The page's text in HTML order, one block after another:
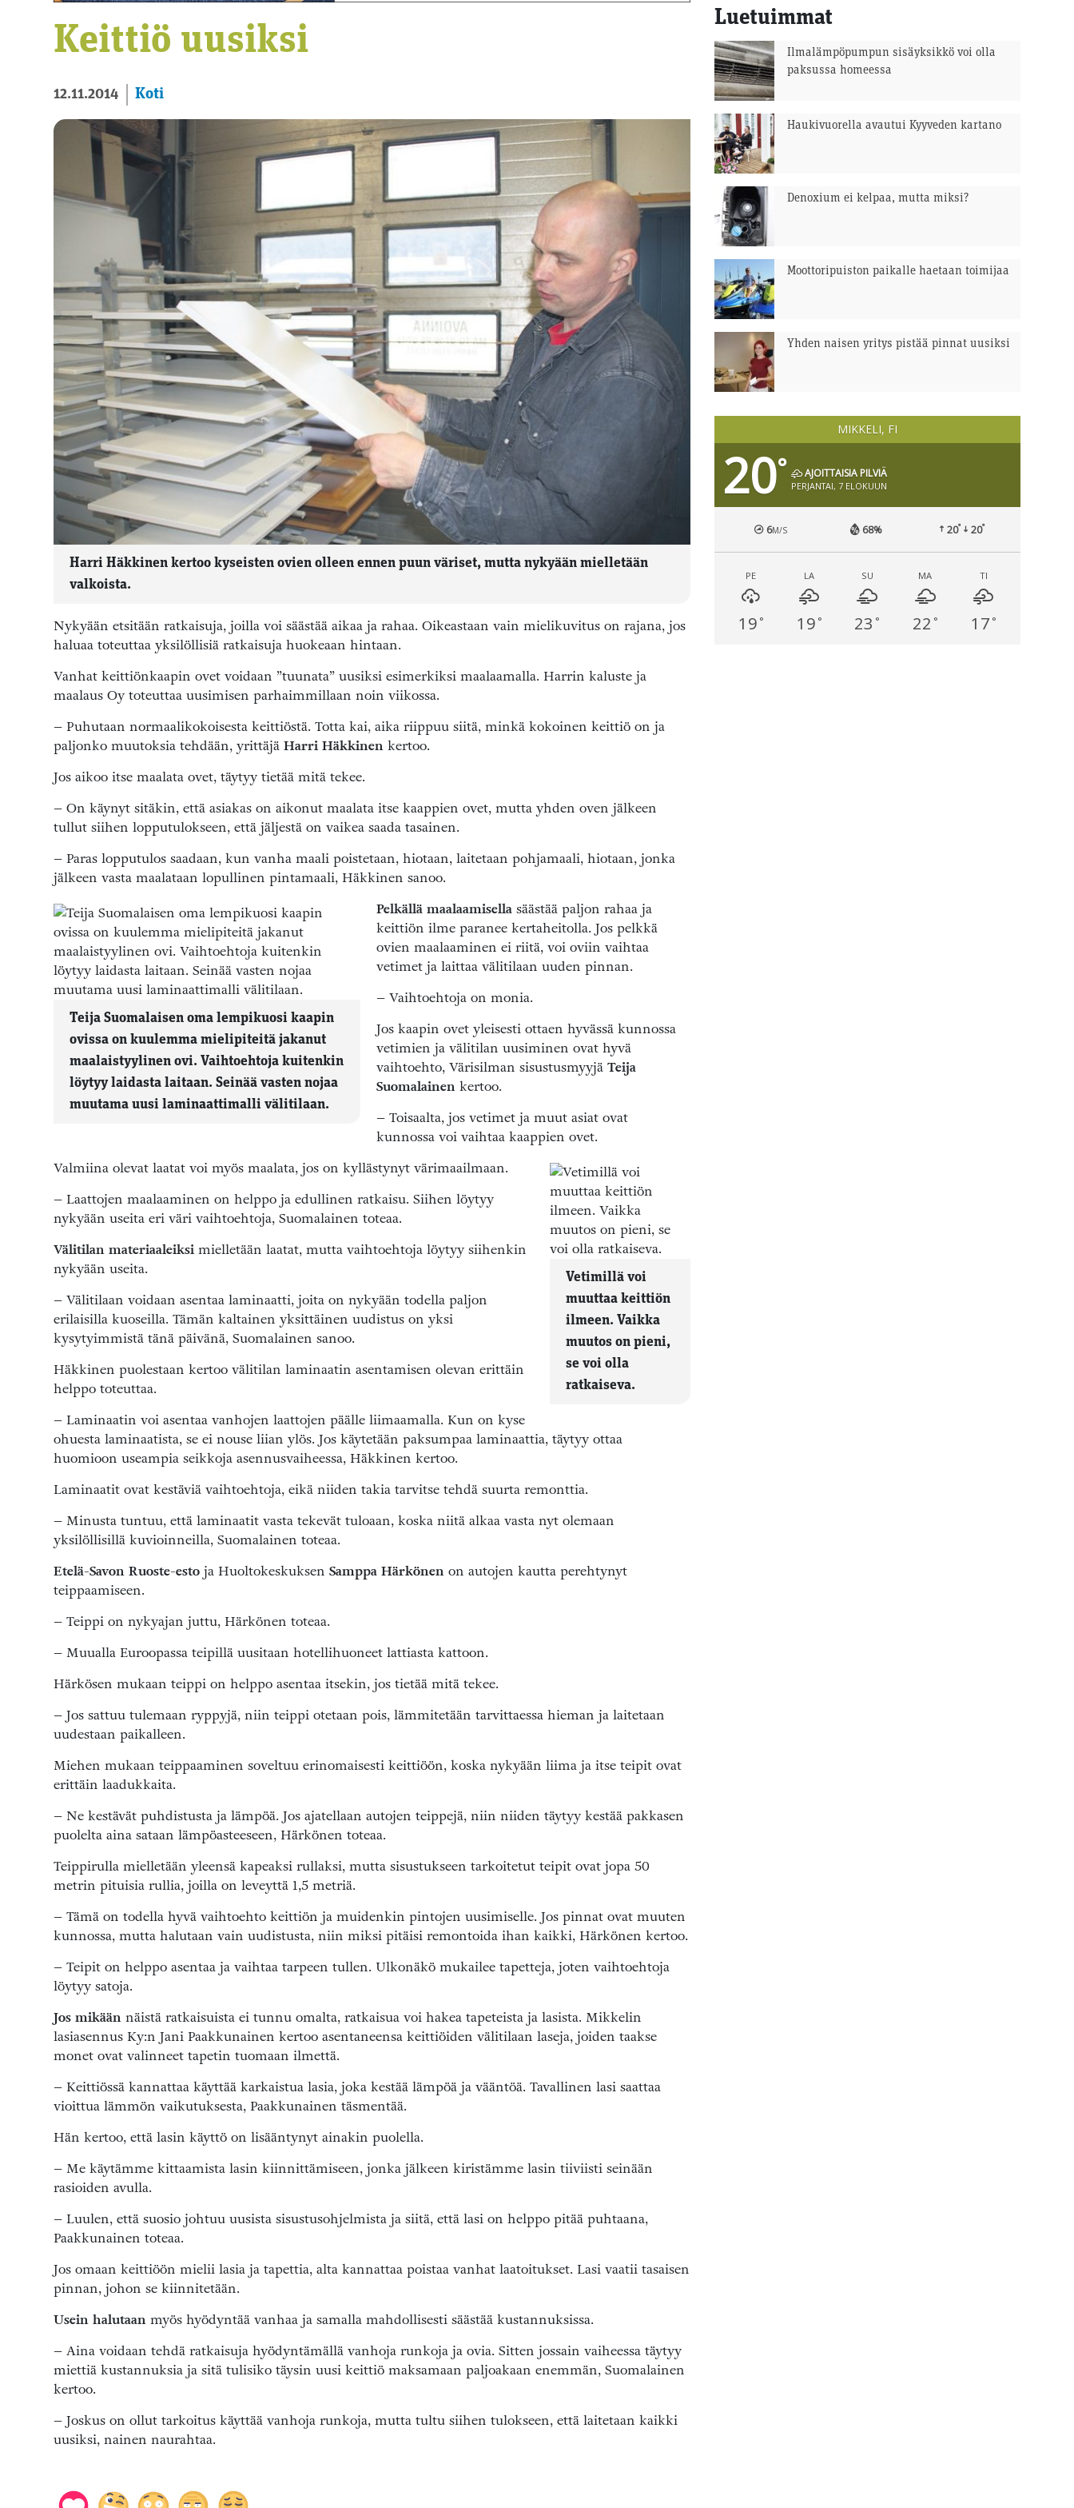
Keittiö uusiksi
12.11.2014 Koti
Harri Häkkinen kertoo kyseisten ovien olleen ennen puun väriset, mutta nykyään mielletään
valkoista.
Nykyään etsitään ratkaisuja, joilla voi säästää aikaa ja rahaa. Oikeastaan vain mielikuvitus on rajana, jos
haluaa toteuttaa yksilöllisiä ratkaisuja huokeaan hintaan.
Vanhat keittiönkaapin ovet voidaan ”tuunata” uusiksi esimerkiksi maalaamalla. Harrin kaluste ja
maalaus Oy toteuttaa uusimisen parhaimmillaan noin viikossa.
– Puhutaan normaalikokoisesta keittiöstä. Totta kai, aika riippuu siitä, minkä kokoinen keittiö on ja
paljonko muutoksia tehdään, yrittäjä Harri Häkkinen kertoo.
Jos aikoo itse maalata ovet, täytyy tietää mitä tekee.
– On käynyt sitäkin, että asiakas on aikonut maalata itse kaappien ovet, mutta yhden oven jälkeen
tullut siihen lopputulokseen, että jäljestä on vaikea saada tasainen.
– Paras lopputulos saadaan, kun vanha maali poistetaan, hiotaan, laitetaan pohjamaali, hiotaan, jonka
jälkeen vasta maalataan lopullinen pintamaali, Häkkinen sanoo.
Teija Suomalaisen oma lempikuosi kaapin
ovissa on kuulemma mielipiteitä jakanut
maalaistyylinen ovi. Vaihtoehtoja kuitenkin
löytyy laidasta laitaan. Seinää vasten nojaa
muutama uusi laminaattimalli välitilaan.
Pelkällä maalaamisella säästää paljon rahaa ja
keittiön ilme paranee kertaheitolla. Jos pelkkä
ovien maalaaminen ei riitä, voi oviin vaihtaa
vetimet ja laittaa välitilaan uuden pinnan.
– Vaihtoehtoja on monia.
Jos kaapin ovet yleisesti ottaen hyvässä kunnossa
vetimien ja välitilan uusiminen ovat hyvä
vaihtoehto, Värisilman sisustusmyyjä Teija
Suomalainen kertoo.
– Toisaalta, jos vetimet ja muut asiat ovat
kunnossa voi vaihtaa kaappien ovet.
Vetimillä voi
muuttaa keittiön
ilmeen. Vaikka
muutos on pieni,
se voi olla
ratkaiseva.
Valmiina olevat laatat voi myös maalata, jos on kyllästynyt värimaailmaan.
– Laattojen maalaaminen on helppo ja edullinen ratkaisu. Siihen löytyy
nykyään useita eri väri vaihtoehtoja, Suomalainen toteaa.
Välitilan materiaaleiksi mielletään laatat, mutta vaihtoehtoja löytyy siihenkin
nykyään useita.
– Välitilaan voidaan asentaa laminaatti, joita on nykyään todella paljon
erilaisilla kuoseilla. Tämän kaltainen yksittäinen uudistus on yksi
kysytyimmistä tänä päivänä, Suomalainen sanoo.
Häkkinen puolestaan kertoo välitilan laminaatin asentamisen olevan erittäin
helppo toteuttaa.
– Laminaatin voi asentaa vanhojen laattojen päälle liimaamalla. Kun on kyse
ohuesta laminaatista, se ei nouse liian ylös. Jos käytetään paksumpaa laminaattia, täytyy ottaa
huomioon useampia seikkoja asennusvaiheessa, Häkkinen kertoo.
Laminaatit ovat kestäviä vaihtoehtoja, eikä niiden takia tarvitse tehdä suurta remonttia.
– Minusta tuntuu, että laminaatit vasta tekevät tuloaan, koska niitä alkaa vasta nyt olemaan
yksilöllisillä kuvioinneilla, Suomalainen toteaa.
Etelä-Savon Ruoste-esto ja Huoltokeskuksen Samppa Härkönen on autojen kautta perehtynyt
teippaamiseen.
– Teippi on nykyajan juttu, Härkönen toteaa.
– Muualla Euroopassa teipillä uusitaan hotellihuoneet lattiasta kattoon.
Härkösen mukaan teippi on helppo asentaa itsekin, jos tietää mitä tekee.
– Jos sattuu tulemaan ryppyjä, niin teippi otetaan pois, lämmitetään tarvittaessa hieman ja laitetaan
uudestaan paikalleen.
Miehen mukaan teippaaminen soveltuu erinomaisesti keittiöön, koska nykyään liima ja itse teipit ovat
erittäin laadukkaita.
– Ne kestävät puhdistusta ja lämpöä. Jos ajatellaan autojen teippejä, niin niiden täytyy kestää pakkasen
puolelta aina sataan lämpöasteeseen, Härkönen toteaa.
Teippirulla mielletään yleensä kapeaksi rullaksi, mutta sisustukseen tarkoitetut teipit ovat jopa 50
metrin pituisia rullia, joilla on leveyttä 1,5 metriä.
– Tämä on todella hyvä vaihtoehto keittiön ja muidenkin pintojen uusimiselle. Jos pinnat ovat muuten
kunnossa, mutta halutaan vain uudistusta, niin miksi pitäisi remontoida ihan kaikki, Härkönen kertoo.
– Teipit on helppo asentaa ja vaihtaa tarpeen tullen. Ulkonäkö mukailee tapetteja, joten vaihtoehtoja
löytyy satoja.
Jos mikään näistä ratkaisuista ei tunnu omalta, ratkaisua voi hakea tapeteista ja lasista. Mikkelin
lasiasennus Ky:n Jani Paakkunainen kertoo asentaneensa keittiöiden välitilaan laseja, joiden taakse
monet ovat valinneet tapetin tuomaan ilmettä.
– Keittiössä kannattaa käyttää karkaistua lasia, joka kestää lämpöä ja vääntöä. Tavallinen lasi saattaa
vioittua lämmön vaikutuksesta, Paakkunainen täsmentää.
Hän kertoo, että lasin käyttö on lisääntynyt ainakin puolella.
– Me käytämme kittaamista lasin kiinnittämiseen, jonka jälkeen kiristämme lasin tiiviisti seinään
rasioiden avulla.
– Luulen, että suosio johtuu uusista sisustusohjelmista ja siitä, että lasi on helppo pitää puhtaana,
Paakkunainen toteaa.
Jos omaan keittiöön mielii lasia ja tapettia, alta kannattaa poistaa vanhat laatoitukset. Lasi vaatii tasaisen
pinnan, johon se kiinnitetään.
Usein halutaan myös hyödyntää vanhaa ja samalla mahdollisesti säästää kustannuksissa.
– Aina voidaan tehdä ratkaisuja hyödyntämällä vanhoja runkoja ja ovia. Sitten jossain vaiheessa täytyy
miettiä kustannuksia ja sitä tulisiko täysin uusi keittiö maksamaan paljoakaan enemmän, Suomalainen
kertoo.
– Joskus on ollut tarkoitus käyttää vanhoja runkoja, mutta tultu siihen tulokseen, että laitetaan kaikki
uusiksi, nainen naurahtaa.
Luetuimmat
Ilmalämpöpumpun sisäyksikkö voi olla
paksussa homeessa
Haukivuorella avautui Kyyveden kartano
Denoxium ei kelpaa, mutta miksi?
Moottoripuiston paikalle haetaan toimijaa
Yhden naisen yritys pistää pinnat uusiksi
MIKKELI, FI
20° AJOITTAISIA PILVIÄ
PERJANTAI, 7 ELOKUUN
6M/S 68% 20° 20°
PE
19 °
LA
19 °
SU
23 °
MA
22 °
TI
17 °